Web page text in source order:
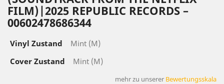
FILM)|2025 REPUBLIC RECORDS –
00602478686344
Vinyl Zustand
Mint (M)
Cover Zustand
Mint (M)
mehr zu unserer Bewertungsskala